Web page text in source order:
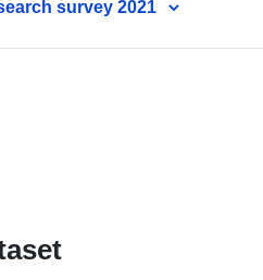
survey 2021